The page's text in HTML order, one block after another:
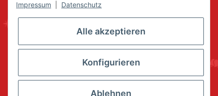
Impressum Datenschutz
Alle akzeptieren
Konfigurieren
Ablehnen